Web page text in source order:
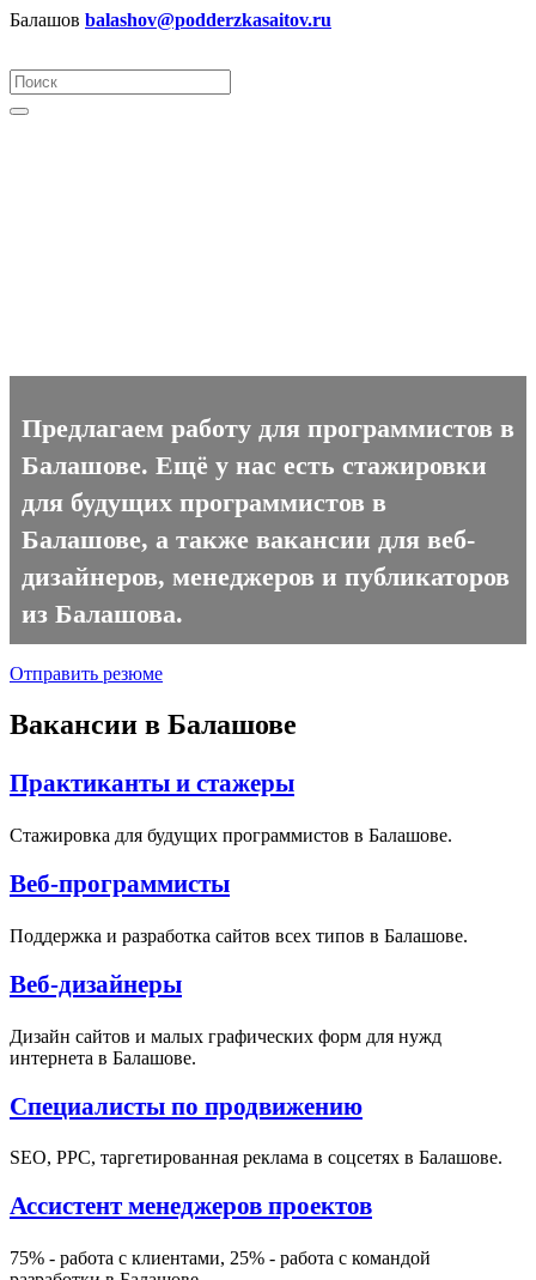
Балашов balashov@podderzkasaitov.ru
Предлагаем работу для программистов в
Балашове. Ещё у нас есть стажировки
для будущих программистов в
Балашове, а также вакансии для веб-
дизайнеров, менеджеров и публикаторов
из Балашова.
Отправить резюме
Вакансии в Балашове
Практиканты и стажеры
Стажировка для будущих программистов в Балашове.
Веб-программисты
Поддержка и разработка сайтов всех типов в Балашове.
Веб-дизайнеры
Дизайн сайтов и малых графических форм для нужд
интернета в Балашове.
Специалисты по продвижению
SEO, PPC, таргетированная реклама в соцсетях в Балашове.
Ассистент менеджеров проектов
75% - работа с клиентами, 25% - работа с командой